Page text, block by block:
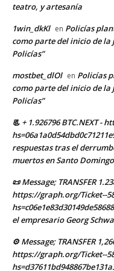
teatro, y artesanía
1win_dkKl en Policías
como parte del inicio de la
Policías”
mostbet_dlOl en Policías
como parte del inicio de la
Policías”
📃 + 1.926796 BTC.NEXT -
respuestas tras el
muertos en Santo Domingo
📜 Message; TRANSFER
https://graph.org/Ticket--
el empresario Georg
⚙ Message; TRANSFER
https://graph.org/Ticket--